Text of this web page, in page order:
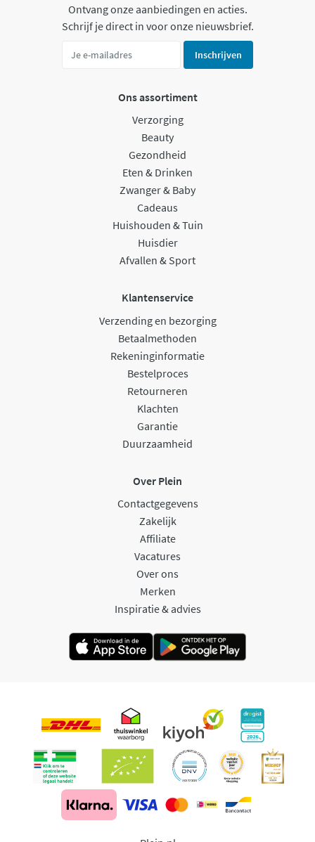
Ontvang onze aanbiedingen en acties.
Schrijf je direct in voor onze nieuwsbrief.
Inschrijven
Ons assortiment
Verzorging
Beauty
Gezondheid
Eten & Drinken
Zwanger & Baby
Cadeaus
Huishouden & Tuin
Huisdier
Afvallen & Sport
Klantenservice
Verzending en bezorging
Betaalmethoden
Rekeninginformatie
Bestelproces
Retourneren
Klachten
Garantie
Duurzaamheid
Over Plein
Contactgegevens
Zakelijk
Affiliate
Vacatures
Over ons
Merken
Inspiratie & advies